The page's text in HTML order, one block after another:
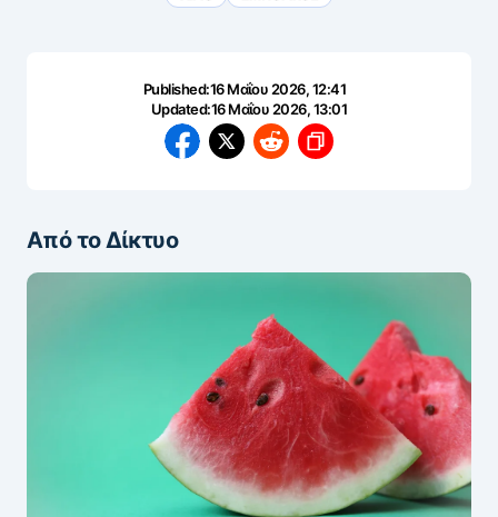
Published:16 Μαΐου 2026, 12:41
Updated:16 Μαΐου 2026, 13:01
Από το Δίκτυο